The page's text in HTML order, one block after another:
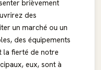
brièvement
des
un marché ou un
des équipements
fierté de notre
eux, sont à